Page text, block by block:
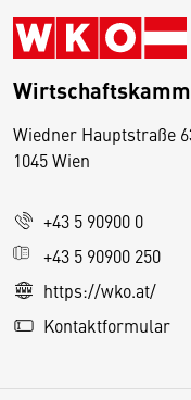
Wiedner Hauptstraße
1045 Wien
+43 5 90900 0
+43 5 90900 250
https://wko.at/
Kontaktformular
D
s
e
S
e